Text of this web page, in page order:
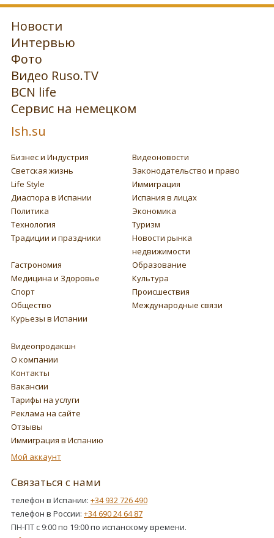
Новости
Интервью
Фото
Видео Ruso.TV
BCN life
Сервис на немецком
Ish.su
Бизнес и Индустрия
Видеоновости
Светская жизнь
Законодательство и право
Life Style
Иммиграция
Диаспора в Испании
Испания в лицах
Политика
Экономика
Технология
Туризм
Традиции и праздники
Новости рынка
недвижимости
Гастрономия
Образование
Медицина и Здоровье
Культура
Спорт
Происшествия
Общество
Международные связи
Курьезы в Испании
Видеопродакшн
О компании
Контакты
Вакансии
Тарифы на услуги
Реклама на сайте
Отзывы
Иммиграция в Испанию
Мой аккаунт
Связаться с нами
телефон в Испании: +34 932 726 490
телефон в России: +34 690 24 64 87
ПН-ПТ с 9:00 по 19:00 по испанскому времени.